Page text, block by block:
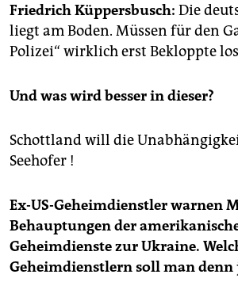
Friedrich Küppersbusch: Die
liegt am Boden. Müssen für den
Polizei“ wirklich erst Bekloppte
Und was wird besser in dieser?
Schottland will die
Seehofer !
Ex-US-Geheimdienstler warnen
Behauptungen der
Geheimdienste zur Ukraine.
Geheimdienstlern soll man denn